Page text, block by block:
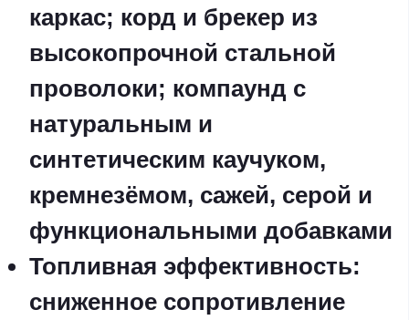
каркас; корд и брекер из
высокопрочной стальной
проволоки; компаунд с
натуральным и
синтетическим каучуком,
кремнезёмом, сажей, серой и
функциональными добавками
Топливная эффективность:
сниженное сопротивление